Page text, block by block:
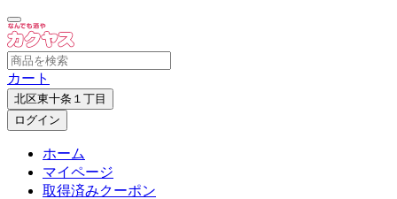
カート
北区東十条１丁目
ログイン
ホーム
マイページ
取得済みクーポン